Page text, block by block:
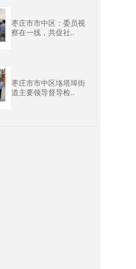
枣庄市市中区：委员视
察在一线，共促社..
枣庄市市中区垎塔埠街
道主要领导督导检..